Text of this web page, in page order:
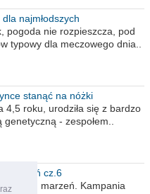
najmłodszych
pogoda nie rozpieszcza, pod
typowy dla meczowego dnia..
stanąć na nóżki
4,5 roku, urodziła się z bardzo
- zespołem..
marzeń cz.6
moich marzeń. Kampania